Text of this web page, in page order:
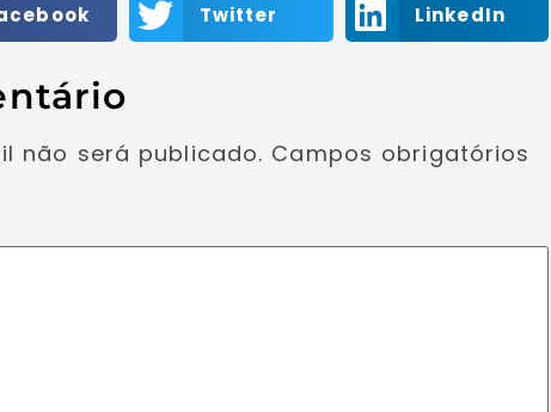
Twitter LinkedIn
não será publicado. Campos obrigatórios